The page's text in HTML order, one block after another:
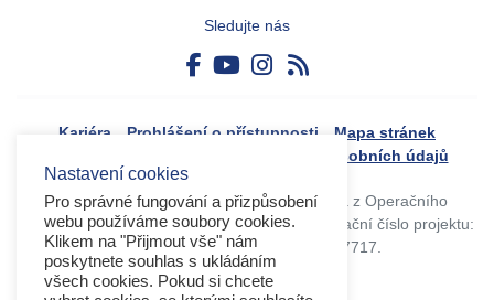
Sledujte nás
Kariéra Prohlášení o přístupnosti
Mapa stránek
Zásady ochrany osobních údajů
Tvorba webového portálu byla financovaná z Operačního
programu Výzkum, vývoj a vzdělávání. Registrační číslo projektu:
CZ.02.4.125/0.0/0.0/17_045/0017717.
Nastavení cookies
Pro správné fungování a přizpůsobení
webu používáme soubory cookies.
Klikem na "Přijmout vše" nám
poskytnete souhlas s ukládáním
všech cookies. Pokud si chcete